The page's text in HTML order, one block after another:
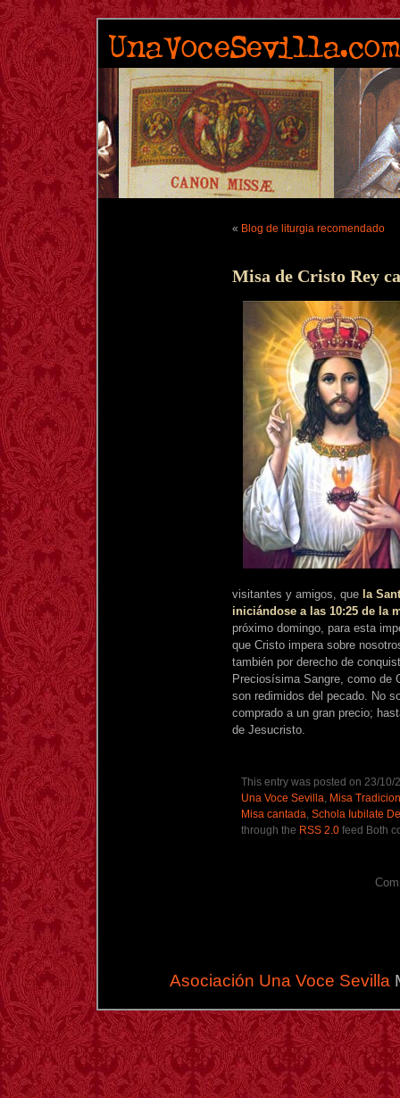
« Blog de liturgia recomendado
Misa de Cristo Rey
visitantes y amigos, que la
iniciándose a las 10:25 de la
próximo domingo, para esta
que Cristo impera sobre
también por derecho de
Preciosísima Sangre, como de
son redimidos del pecado. No
comprado a un gran precio;
de Jesucristo.
This entry was posted on 23/
Una Voce Sevilla, Misa
Misa cantada, Schola Iubilate
through the RSS 2.0 feed Both
Asociación Una Voce Sevilla